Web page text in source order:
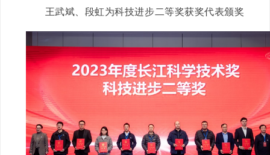
王武斌、段虹为科技进步二等奖获奖代表颁奖